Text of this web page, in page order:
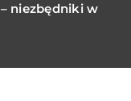
niezbędniki w